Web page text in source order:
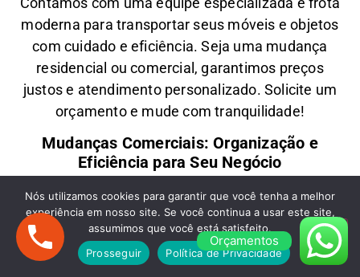
moderna para transportar seus móveis e objetos
comcuidado e eficiência. Seja uma mudança
residencial ou comercial , garantimos preços
justos e atendimento personalizado. Solicite um
orçamento e mude com tranquilidade!
Mudanças Comerciais: Organização e
Eficiência para Seu Negócio
Precisa de umaMudança Comercial emSerra
da Cantareira ? A Karretocuida de toda a
logística paraescritórios, lojas e empresas,
minimizando impactos e garantindoagilidade na
Orçamentos
Nós utilizamos cookies para garantir que você tenha a melhor
experiência em nosso site. Se você continua a usar este site,
assumimos que você está satisfeito.
Prosseguir
Política de Privacidade